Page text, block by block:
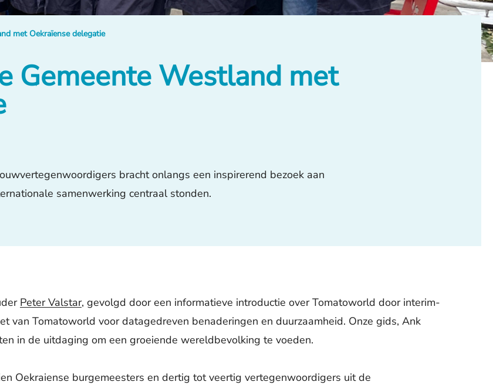
met Oekraïense delegatie
Gemeente Westland met
bracht onlangs een inspirerend bezoek aan
samenwerking centraal stonden.
Peter Valstar, gevolgd door een informatieve introductie over Tomatoworld door interim-
van Tomatoworld voor datagedreven benaderingen en duurzaamheid. Onze gids, Ank
in de uitdaging om een groeiende wereldbevolking te voeden.
Oekraiense burgemeesters en dertig tot veertig vertegenwoordigers uit de